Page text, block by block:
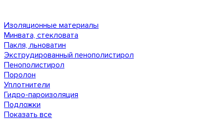
Изоляционные материалы
Минвата, стекловата
Пакля, льноватин
Экструдированный пенополистирол
Пенополистирол
Поролон
Уплотнители
Гидро-пароизоляция
Подложки
Показать все